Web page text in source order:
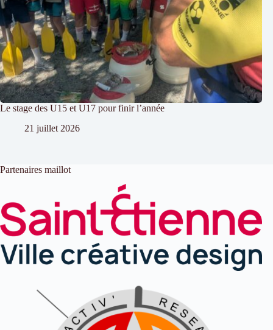
Le stage des U15 et U17 pour finir l’année
21 juillet 2026
Partenaires maillot